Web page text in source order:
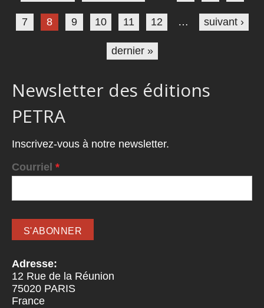
7 8 9 10 11 12 … suivant ›
dernier »
Newsletter des éditions
PETRA
Inscrivez-vous à notre newsletter.
Courriel *
Adresse:
12 Rue de la Réunion
75020 PARIS
France